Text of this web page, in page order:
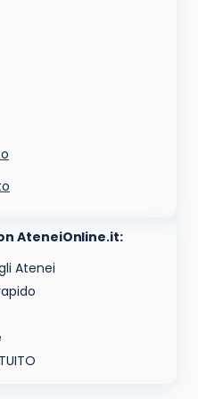
AteneiOnline.it:
Atenei